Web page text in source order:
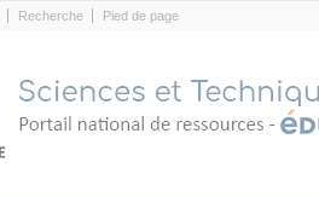
Recherche Pied de page